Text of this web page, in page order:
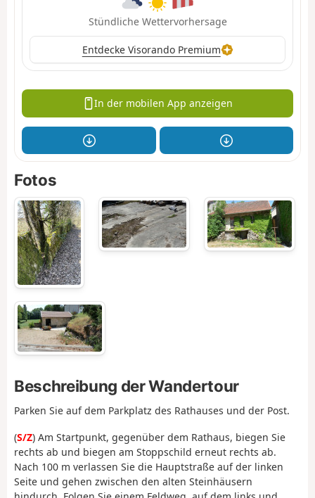
Stündliche Wettervorhersage
Entdecke Visorando Premium
In der mobilen App anzeigen
Fotos
Beschreibung der Wandertour
Parken Sie auf dem Parkplatz des Rathauses und der Post.
(S/Z) Am Startpunkt, gegenüber dem Rathaus, biegen Sie
rechts ab und biegen am Stoppschild erneut rechts ab.
Nach 100 m verlassen Sie die Hauptstraße auf der linken
Seite und gehen zwischen den alten Steinhäusern